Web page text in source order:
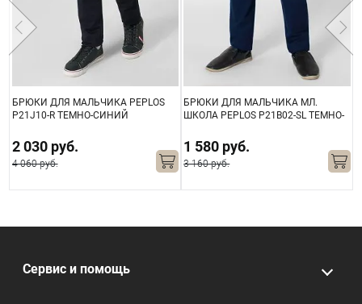
БРЮКИ ДЛЯ МАЛЬЧИКА PEPLOS
P21J10-R ТЕМНО-СИНИЙ
2 030 руб.
4 060 руб.
БРЮКИ ДЛЯ МАЛЬЧИКА МЛ.
ШКОЛА PEPLOS P21B02-SL ТЕМНО-
1 580 руб.
3 160 руб.
Сервис и помощь